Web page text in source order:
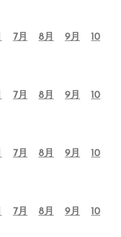
7月 8月 9月
10
7月 8月 9月
10
7月 8月 9月
10
7月 8月 9月
10